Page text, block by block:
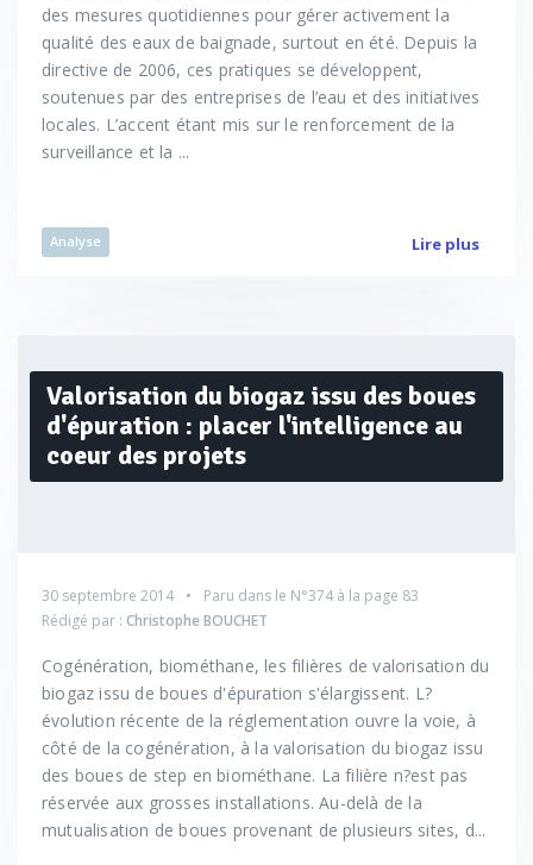
des mesures quotidiennes pour gérer activement la
qualité des eaux de baignade, surtout en été. Depuis la
directive de 2006, ces pratiques se développent,
soutenues par des entreprises de l’eau et des initiatives
locales. L’accent étant mis sur le renforcement de la
surveillance et la ...
Analyse Lire plus
Valorisation du biogaz issu des boues
d'épuration : placer l'intelligence au
coeur des projets
30 septembre 2014 Paru dans le N°374 à la page 83
Rédigé par : Christophe BOUCHET
Cogénération, biométhane, les filières de valorisation du
biogaz issu de boues d'épuration s'élargissent. L?
évolution récente de la réglementation ouvre la voie, à
côté de la cogénération, à la valorisation du biogaz issu
des boues de step en biométhane. La filière n?est pas
réservée aux grosses installations. Au-delà de la
mutualisation de boues provenant de plusieurs sites, d...